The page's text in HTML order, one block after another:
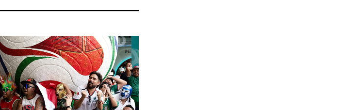
Черном море
вчера, 13:37Пляжи
Геленджика закрыты из-за
опасности БПЛА
вчера, 13:03 Испания ввела
погранконтроль для
итальянских туристов